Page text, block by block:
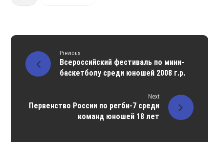
Previous
Всероссийский фестиваль по мини-
баскетболу среди юношей 2008 г.р.
Next
Первенство России по регби-7 среди
команд юношей 18 лет